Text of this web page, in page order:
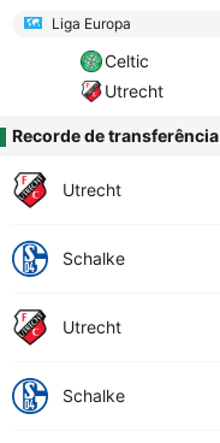
Liga Europa
Celtic
Utrecht
Recorde de transferência
Utrecht
Schalke
Utrecht
Schalke